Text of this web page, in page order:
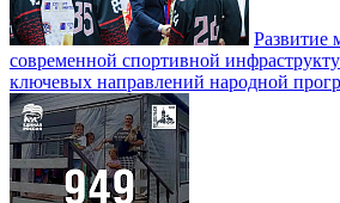
Развитие
современной спортивной
ключевых направлений народной